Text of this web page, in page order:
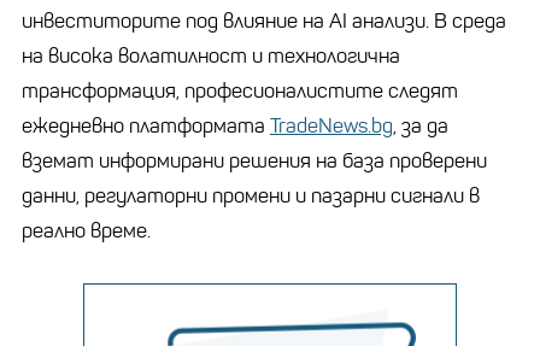
инвеститорите под влияние на AI анализи. В среда
на висока волатилност и технологична
трансформация, професионалистите следят
ежедневно платформата TradeNews.bg, за да
вземат информирани решения на база проверени
данни, регулаторни промени и пазарни сигнали в
реално време.